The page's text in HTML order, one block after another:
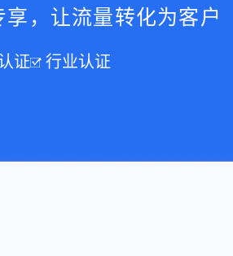
，让流量转化为客户
证 行业认证